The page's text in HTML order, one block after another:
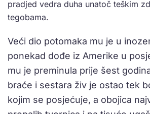
pradjed vedra duha unatoč teškim
tegobama.
Veći dio potomaka mu je u
ponekad dođe iz Amerike u
mu je preminula prije šest
braće i sestara živ je ostao tek
kojim se posjećuje, a obojica